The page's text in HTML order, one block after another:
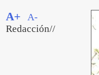
A+
A-
Redacción//